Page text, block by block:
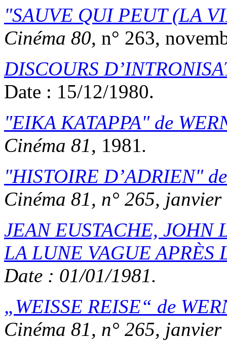
SAUVE QUI PEUT (LA
Cinéma 80, n° 263,
DISCOURS
Date : 15/12/1980.
EIKA KATAPPA de
Cinéma 81, 1981.
HISTOIRE D’ADRIEN
Cinéma 81, n° 265, janvier
JEAN EUSTACHE, JOHN
LA LUNE VAGUE APRÈS
Date : 01/01/1981.
WEISSE REISE
de
Cinéma 81, n° 265, janvier